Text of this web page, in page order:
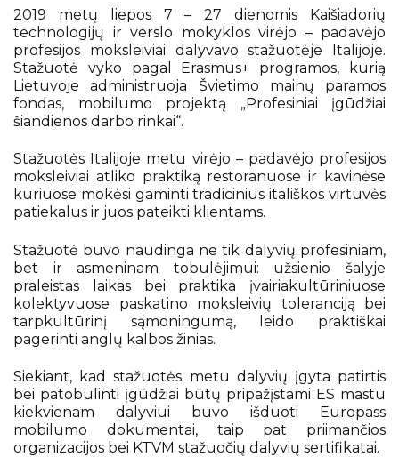
Vidurinis išsilavinimas (11-12 kl.) su profesija
Moduliai bendrojo ugdymo mokyklų
mokiniams
Socialinių įgūdžių programa
Pameistrystė
Pamokų laikas
Elektroninis dienynas
Dokumentai mokiniams
Ugdymas karjerai
Bendrasis ugdymas
Profesinis mokymas
Erasmus+
Nemokamas KET testas
Mokyklos Facebook
Pažymėjimai ir brandos atestatai
Atostogos
Pagalba mokiniui
Elektroninis dienynas
Dokumentai mokiniams
Ugdymas karjerai
Bendrasis ugdymas
Profesinis mokymas
Erasmus+
2025-2026
2024-2025
2023-2024
2022-2023
2020 - 2022
2019 metų liepos 7 – 27 dienomis Kaišiadorių
technologijų ir verslo mokyklos virėjo – padavėjo
profesijos moksleiviai dalyvavo stažuotėje Italijoje.
Stažuotė vyko pagal Erasmus+ programos, kurią
Lietuvoje administruoja Švietimo mainų paramos
fondas, mobilumo projektą „Profesiniai įgūdžiai
šiandienos darbo rinkai“.
Stažuotės Italijoje metu virėjo – padavėjo profesijos
moksleiviai atliko praktiką restoranuose ir kavinėse
kuriuose mokėsi gaminti tradicinius itališkos virtuvės
patiekalus ir juos pateikti klientams.
Stažuotė buvo naudinga ne tik dalyvių profesiniam,
bet ir asmeninam tobulėjimui: užsienio šalyje
praleistas laikas bei praktika įvairiakultūriniuose
kolektyvuose paskatino moksleivių toleranciją bei
tarpkultūrinį sąmoningumą, leido praktiškai
pagerinti anglų kalbos žinias.
Siekiant, kad stažuotės metu dalyvių įgyta patirtis
bei patobulinti įgūdžiai būtų pripažįstami ES mastu
kiekvienam dalyviui buvo išduoti Europass
mobilumo dokumentai, taip pat priimančios
organizacijos bei KTVM stažuočių dalyvių sertifikatai.